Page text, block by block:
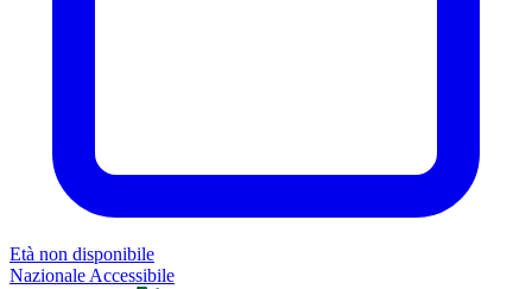
Età non disponibile
Nazionale Accessibile